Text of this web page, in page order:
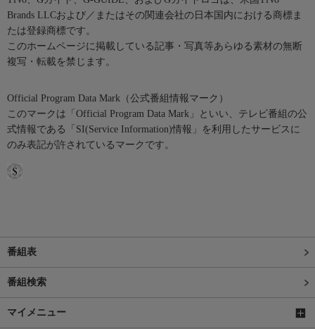
Brands LLCおよび／またはその関連会社の日本国内における商標ま
たは登録商標です。
このホームページに掲載している記事・写真等あらゆる素材の無断
複写・転載を禁じます。
Official Program Data Mark（公式番組情報マーク）
このマークは「Official Program Data Mark」といい、テレビ番組の公
式情報である「SI(Service Information)情報」を利用したサービスに
のみ表記が許されているマークです。
番組表
番組検索
マイメニュー